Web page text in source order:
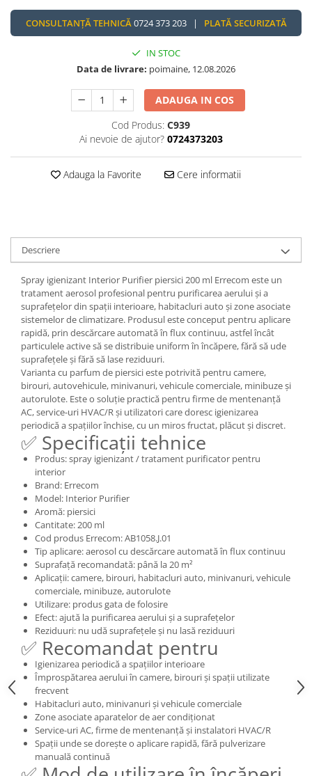
CONSULTANȚĂ TEHNICĂ0724 373 203 | PLATĂ SECURIZATĂ
IN STOC
Data de livrare: poimaine, 12.08.2026
ADAUGA IN COS
Cod Produs: C939
Ai nevoie de ajutor? 0724373203
Adauga la Favorite Cere informatii
Descriere
Spray igienizant Interior Purifier piersici 200 ml Errecom este un
tratament aerosol profesional pentru purificarea aerului și a
suprafețelor din spații interioare, habitacluri auto și zone asociate
sistemelor de climatizare. Produsul este conceput pentru aplicare
rapidă, prin descărcare automată în flux continuu, astfel încât
particulele active să se distribuie uniform în încăpere, fără să ude
suprafețele și fără să lase reziduuri.
Varianta cu parfum de piersici este potrivită pentru camere,
birouri, autovehicule, minivanuri, vehicule comerciale, minibuze și
autorulote. Este o soluție practică pentru firme de mentenanță
AC, service-uri HVAC/R și utilizatori care doresc igienizarea
periodică a spațiilor închise, cu un miros fructat, plăcut și discret.
✅ Specificații tehnice
Produs: spray igienizant / tratament purificator pentru
interior
Brand: Errecom
Model: Interior Purifier
Aromă: piersici
Cantitate: 200 ml
Cod produs Errecom: AB1058.J.01
Tip aplicare: aerosol cu descărcare automată în flux continuu
Suprafață recomandată: până la 20 m²
Aplicații: camere, birouri, habitacluri auto, minivanuri, vehicule
comerciale, minibuze, autorulote
Utilizare: produs gata de folosire
Efect: ajută la purificarea aerului și a suprafețelor
Reziduuri: nu udă suprafețele și nu lasă reziduuri
✅ Recomandat pentru
Igienizarea periodică a spațiilor interioare
Împrospătarea aerului în camere, birouri și spații utilizate
frecvent
Habitacluri auto, minivanuri și vehicule comerciale
Zone asociate aparatelor de aer condiționat
Service-uri AC, firme de mentenanță și instalatori HVAC/R
Spații unde se dorește o aplicare rapidă, fără pulverizare
manuală continuă